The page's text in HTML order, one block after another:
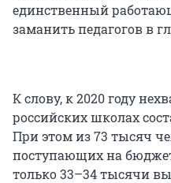
единственный
заманить педагогов в
К слову, к 2020 году
российских школах
При этом из 73 тысяч
поступающих на
только 33–34 тысячи